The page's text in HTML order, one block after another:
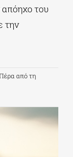
του
την
από τη